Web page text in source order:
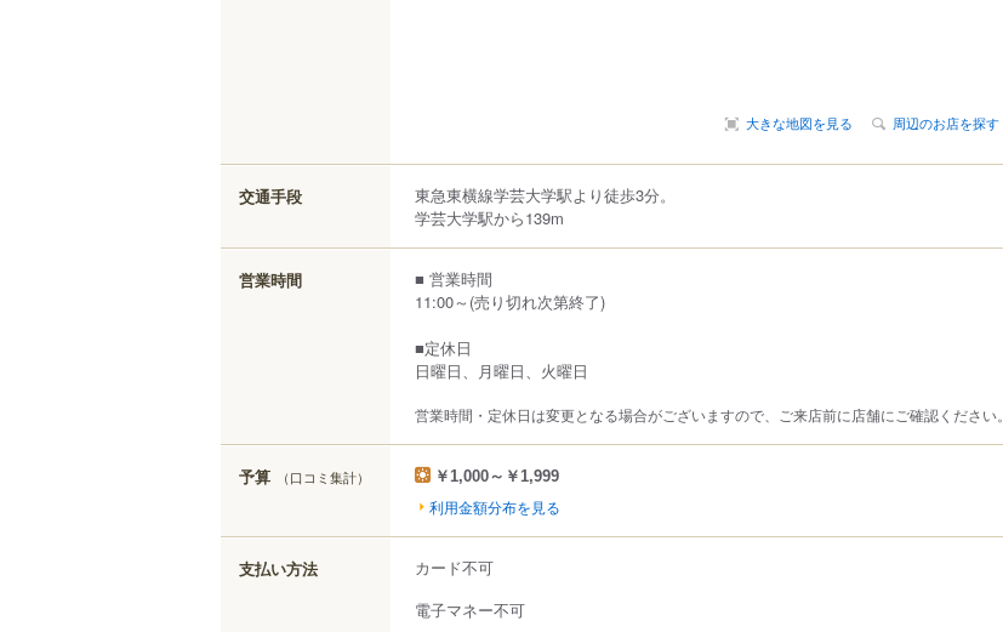
大きな地図を見る 周辺のお店を探す
交通手段
東急東横線学芸大学駅より徒歩3分。
学芸大学駅から139m
営業時間
■ 営業時間
11:00～(売り切れ次第終了)
■定休日
日曜日、月曜日、火曜日
営業時間・定休日は変更となる場合がございますので、ご来店前に店舗にご確認ください。
予算 （口コミ集計） ￥1,000～￥1,999
利用金額分布を見る
支払い方法
カード不可
電子マネー不可